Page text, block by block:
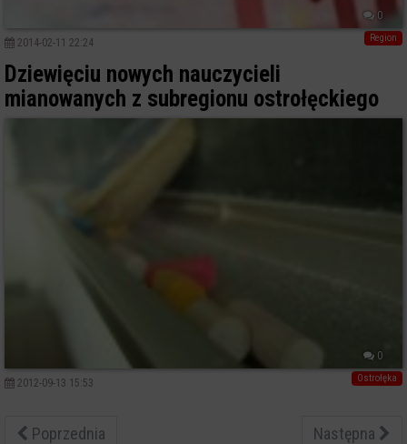
0
Region
2014-02-11 22:24
Dziewięciu nowych nauczycieli
mianowanych z subregionu ostrołęckiego
0
Ostrołęka
2012-09-13 15:53
Poprzednia Następna